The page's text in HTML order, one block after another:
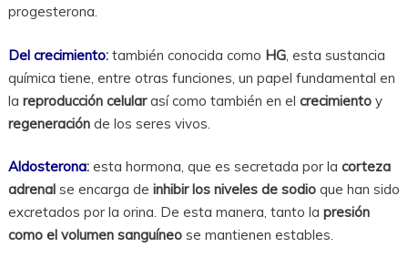
progesterona.
Del crecimiento:también conocida como HG, esta sustancia
química tiene, entre otras funciones, un papel fundamental en
la reproducción celularasí como también en el crecimientoy
regeneraciónde los seres vivos.
Aldosterona:esta hormona, que es secretada por la corteza
adrenalse encarga de inhibir los niveles de sodioque han sido
excretados por la orina. De esta manera, tanto la presión
como el volumen sanguíneose mantienen estables.